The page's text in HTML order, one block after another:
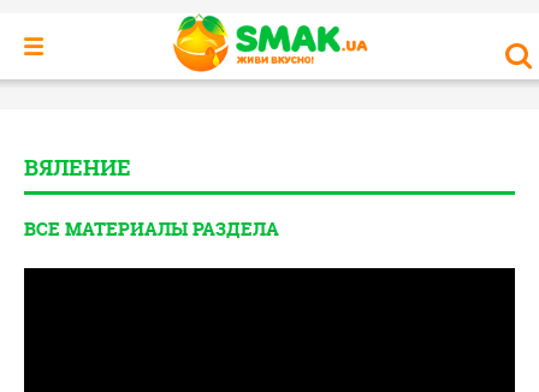
ВЯЛЕНИЕ
ВСЕ МАТЕРИАЛЫ РАЗДЕЛА